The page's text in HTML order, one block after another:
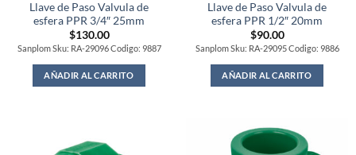
Llave de Paso Valvula de
esfera PPR 3/4″ 25mm
$130.00
Sanplom Sku: RA-29096 Codigo: 9887
AÑADIR AL CARRITO
Llave de Paso Valvula de
esfera PPR 1/2″ 20mm
$90.00
Sanplom Sku: RA-29095 Codigo: 9886
AÑADIR AL CARRITO